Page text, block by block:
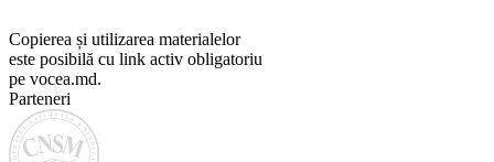
Copierea și utilizarea materialelor
este posibilă cu link activ obligatoriu
pe vocea.md.
Parteneri